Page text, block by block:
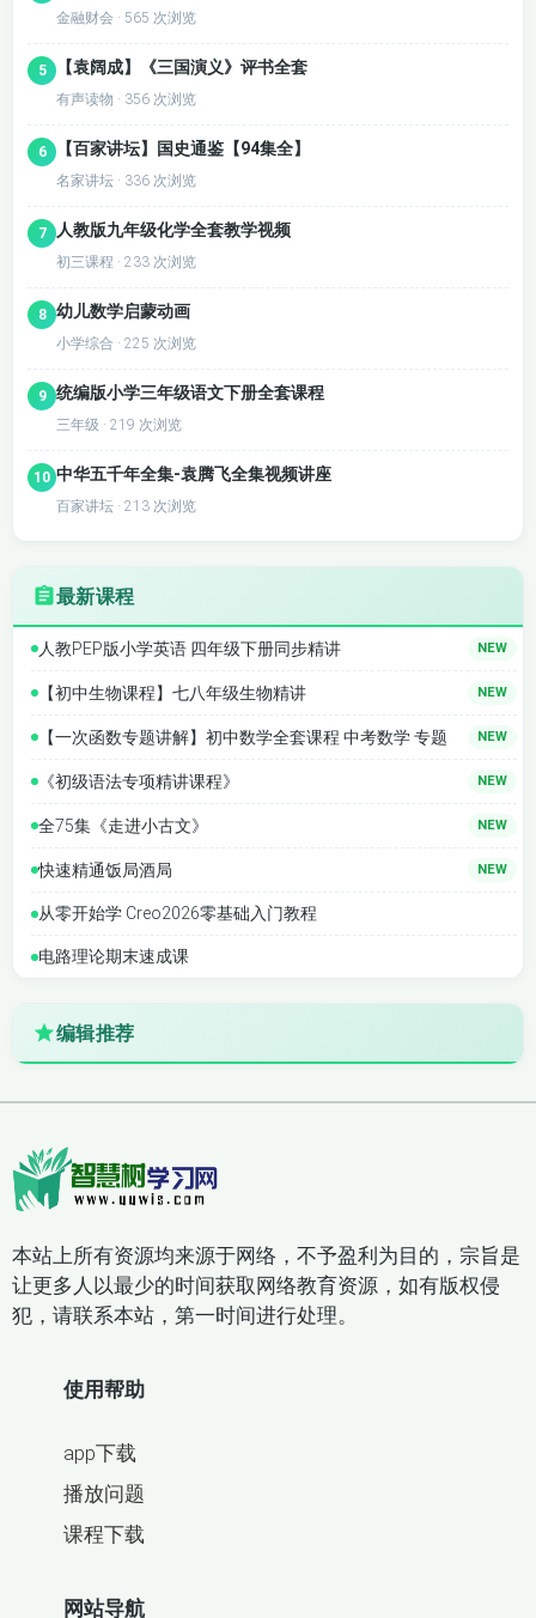
金融财会 · 565 次浏览
5 【袁阔成】《三国演义》评书全套
有声读物 · 356 次浏览
6 【百家讲坛】国史通鉴【94集全】
名家讲坛 · 336 次浏览
7 人教版九年级化学全套教学视频
初三课程 · 233 次浏览
8 幼儿数学启蒙动画
小学综合 · 225 次浏览
9 统编版小学三年级语文下册全套课程
三年级 · 219 次浏览
10 中华五千年全集-袁腾飞全集视频讲座
百家讲坛 · 213 次浏览
最新课程
人教PEP版小学英语 四年级下册同步精讲 NEW
【初中生物课程】七八年级生物精讲 NEW
【一次函数专题讲解】初中数学全套课程 中考数学 专题 NEW
《初级语法专项精讲课程》 NEW
全75集《走进小古文》 NEW
快速精通饭局酒局 NEW
从零开始学 Creo2026零基础入门教程
电路理论期末速成课
编辑推荐
本站上所有资源均来源于网络，不予盈利为目的，宗旨是
让更多人以最少的时间获取网络教育资源，如有版权侵
犯，请联系本站，第一时间进行处理。
使用帮助
app下载
播放问题
课程下载
网站导航